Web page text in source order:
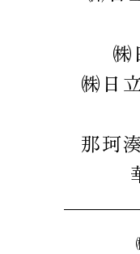
㈱
㈱日
那珂